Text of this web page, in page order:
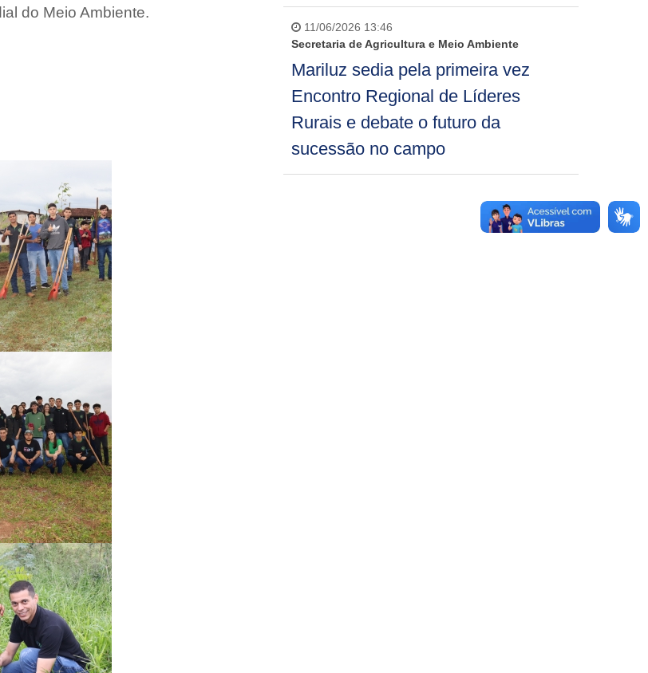
do Meio Ambiente.
11/06/2026 13:46
Secretaria de Agricultura e Meio Ambiente
Mariluz sedia pela primeira vez
Encontro Regional de Líderes
Rurais e debate o futuro da
sucessão no campo